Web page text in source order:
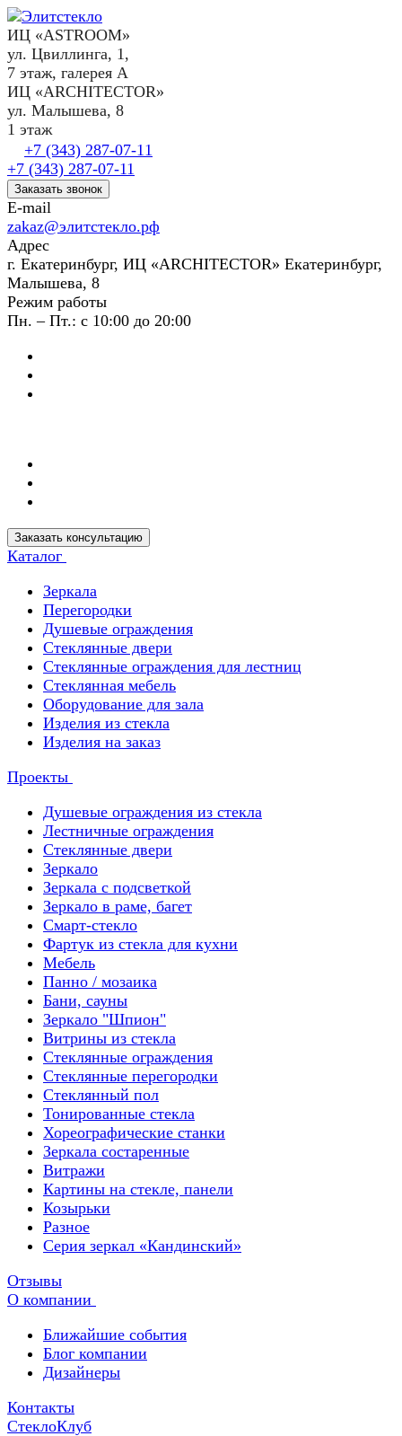
ИЦ «ASTROOM»
ул. Цвиллинга, 1,
7 этаж, галерея А
ИЦ «ARCHITECTOR»
ул. Малышева, 8
1 этаж
+7 (343) 287-07-11
+7 (343) 287-07-11
Заказать звонок
E-mail
zakaz@элитстекло.рф
Адрес
г. Екатеринбург, ИЦ «ARCHITECTOR» Екатеринбург,
Малышева, 8
Режим работы
Пн. – Пт.: с 10:00 до 20:00
Заказать консультацию
Каталог
Зеркала
Перегородки
Душевые ограждения
Стеклянные двери
Стеклянные ограждения для лестниц
Стеклянная мебель
Оборудование для зала
Изделия из стекла
Изделия на заказ
Проекты
Душевые ограждения из стекла
Лестничные ограждения
Стеклянные двери
Зеркало
Зеркала с подсветкой
Зеркало в раме, багет
Смарт-стекло
Фартук из стекла для кухни
Мебель
Панно / мозаика
Бани, сауны
Зеркало "Шпион"
Витрины из стекла
Стеклянные ограждения
Стеклянные перегородки
Стеклянный пол
Тонированные стекла
Хореографические станки
Зеркала состаренные
Витражи
Картины на стекле, панели
Козырьки
Разное
Серия зеркал «Кандинский»
Отзывы
О компании
Ближайшие события
Блог компании
Дизайнеры
Контакты
СтеклоКлуб